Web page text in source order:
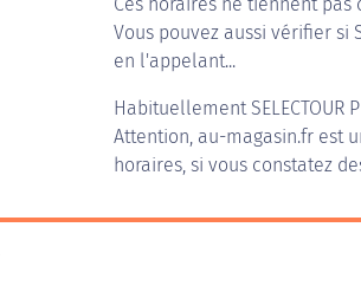
Vous pouvez aussi vérifier
en l'appelant...
HabituellementSELECTOUR
Attention, au-magasin.fr est
horaires, si vous constatez